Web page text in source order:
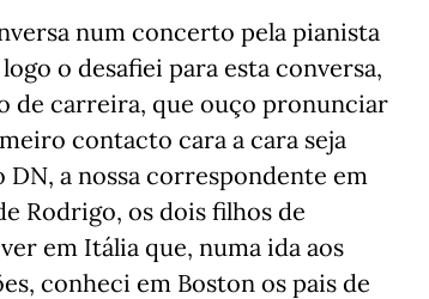
num concerto pela pianista
o desafiei para esta conversa,
de carreira, que ouço pronunciar
contacto cara a cara seja
a nossa correspondente em
Rodrigo, os dois filhos de
em Itália que, numa ida aos
conheci em Boston os pais de